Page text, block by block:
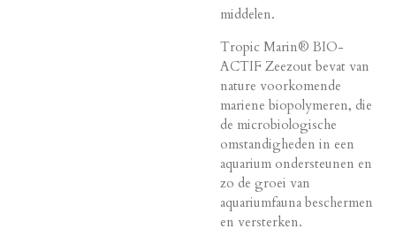
middelen.
Tropic Marin® BIO-
ACTIF Zeezout bevat van
nature voorkomende
mariene biopolymeren, die
de microbiologische
omstandigheden in een
aquarium ondersteunen en
zo de groei van
aquariumfauna beschermen
en versterken.